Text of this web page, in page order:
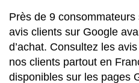
Près de 9
avis clients sur Google
d’achat. Consultez les
nos clients partout en
disponibles sur les pages